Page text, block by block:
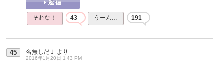
それな！ 43 うーん… 191
45 名無しだＪ より
2016年1月20日 1:43 PM